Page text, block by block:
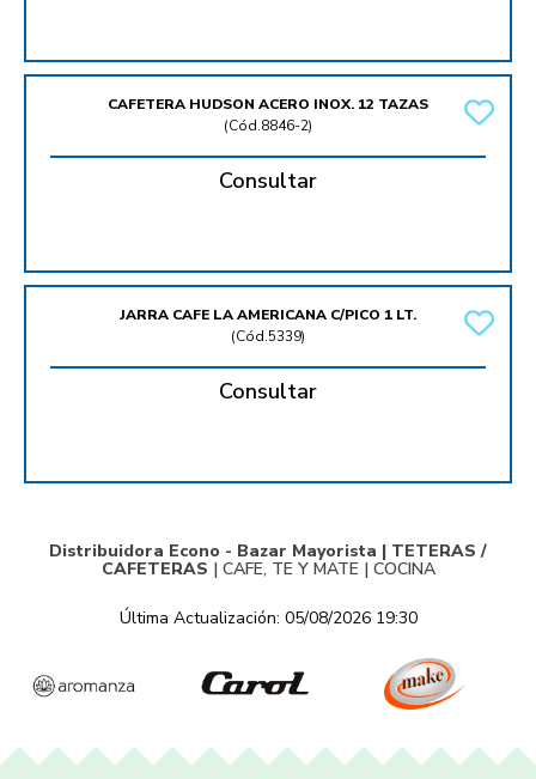
CAFETERA HUDSON ACERO INOX. 12 TAZAS
(Cód.8846-2)
Consultar
JARRA CAFE LA AMERICANA C/PICO 1 LT.
(Cód.5339)
Consultar
Distribuidora Econo - Bazar Mayorista | TETERAS /
CAFETERAS | CAFE, TE Y MATE | COCINA
Última Actualización: 05/08/2026 19:30